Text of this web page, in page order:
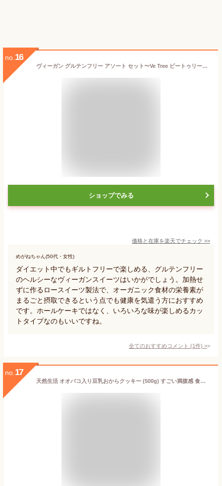
no. 16
ヴィーガン グルテンフリー アソート セット〜Ve Tree ビートゥリー〜 スイーツ 特選 ヘルシー 卵 乳 製品 不使用 ロースイーツ プレゼント 父の日 母の日 卒業 美味しい 贈り物 オーガニック 日付指定 対応 可能 お試し ビーガン ギルトフリー ローケーキ ダイエット
ショップでみる
価格と在庫を楽天でチェック >>
めがねちゃん(50代・女性)
ダイエット中でもギルトフリーで楽しめる、グルテンフリー
のヘルシーなヴィーガンスイーツはいかがでしょう。加熱せ
ずに作るロースイーツ製法で、オーガニック食材の栄養素が
まるごと摂取できるという点でも健康を気遣う方におすすめ
です。ホールケーキではなく、いろいろな味が楽しめるカッ
トタイプなのもいいですね。
全てのおすすめコメント (1件) >
no. 17
天然生活 オオバコ入り豆乳おからクッキー (500g) すごい満腹感 食物繊維たっぷり おやつ こんにゃく オオバコ種皮末 硬め食感 グルテンフリー 焼菓子 間食対策